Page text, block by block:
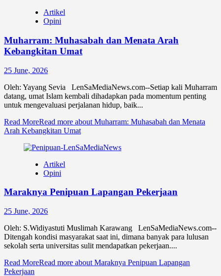
Artikel
Opini
Muharram: Muhasabah dan Menata Arah
Kebangkitan Umat
25 June, 2026
Oleh: Yayang Sevia LenSaMediaNews.com--Setiap kali Muharram
datang, umat Islam kembali dihadapkan pada momentum penting
untuk mengevaluasi perjalanan hidup, baik...
Read MoreRead more about Muharram: Muhasabah dan Menata
Arah Kebangkitan Umat
Artikel
Opini
Maraknya Penipuan Lapangan Pekerjaan
25 June, 2026
Oleh: S.Widiyastuti Muslimah Karawang LenSaMediaNews.com--
Ditengah kondisi masyarakat saat ini, dimana banyak para lulusan
sekolah serta universitas sulit mendapatkan pekerjaan....
Read MoreRead more about Maraknya Penipuan Lapangan
Pekerjaan